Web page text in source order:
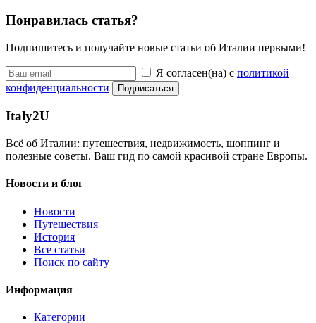
Понравилась статья?
Подпишитесь и получайте новые статьи об Италии первыми!
Я согласен(на) с политикой
конфиденциальности
Подписаться
Italy2U
Всё об Италии: путешествия, недвижимость, шоппинг и
полезные советы. Ваш гид по самой красивой стране Европы.
Новости и блог
Новости
Путешествия
История
Все статьи
Поиск по сайту
Информация
Категории